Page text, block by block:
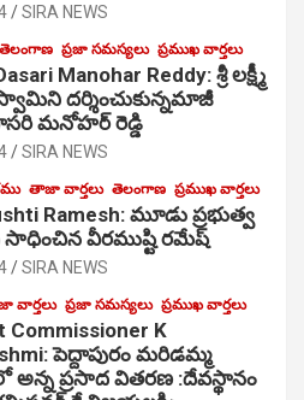
SIRA NEWS
తెలంగాణ ప్రజా సమస్యలు ప్రముఖ వార్తలు
Manohar Reddy: శ్రీ లక్ష్మీ
దర్శించుకున్నమాజీ
మనోహర్ రెడ్డి
SIRA NEWS
తాజా వార్తలు తెలంగాణ ప్రముఖ వార్తలు
Ramesh: మూడు ప్రభుత్వ
వీరముష్టి రమేష్
SIRA NEWS
వార్తలు ప్రజా సమస్యలు ప్రముఖ వార్తలు
Commissioner K
పెద్దాపురం మరిడమ్మ
అన్న ప్రసాద వితరణ :దేవస్థానం